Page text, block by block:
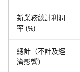
新業務總計利潤
率 (%)
總計（不計及經
濟影響）